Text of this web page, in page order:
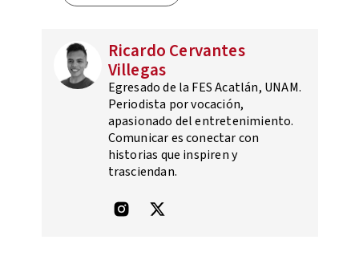
Ricardo Cervantes
Villegas
Egresado de la FES Acatlán, UNAM.
Periodista por vocación,
apasionado del entretenimiento.
Comunicar es conectar con
historias que inspiren y
trasciendan.